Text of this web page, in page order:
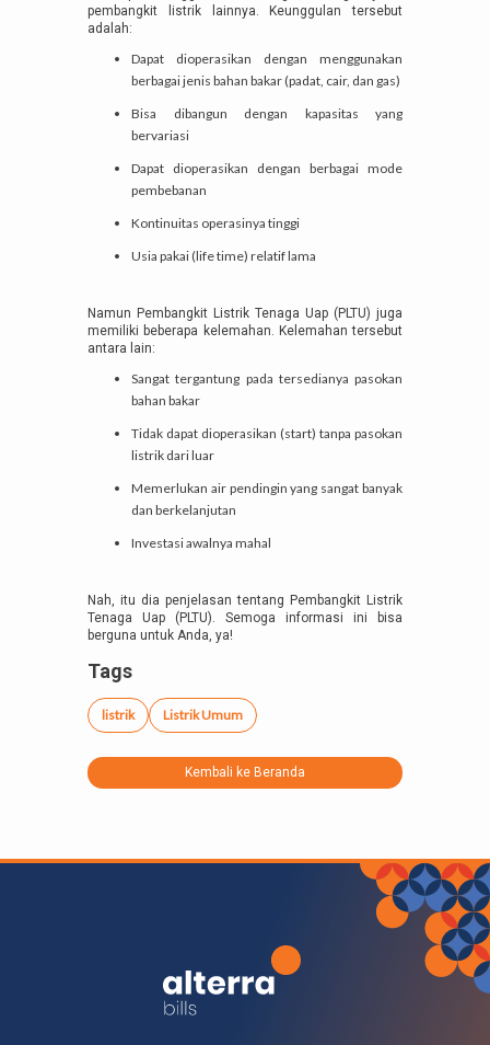
pembangkit listrik lainnya. Keunggulan tersebut
adalah:
Dapat dioperasikan dengan menggunakan
berbagai jenis bahan bakar (padat, cair, dan gas)
Bisa dibangun dengan kapasitas yang
bervariasi
Dapat dioperasikan dengan berbagai mode
pembebanan
Kontinuitas operasinya tinggi
Usia pakai (life time) relatif lama
Namun Pembangkit Listrik Tenaga Uap (PLTU) juga
memiliki beberapa kelemahan. Kelemahan tersebut
antara lain:
Sangat tergantung pada tersedianya pasokan
bahan bakar
Tidak dapat dioperasikan (start) tanpa pasokan
listrik dari luar
Memerlukan air pendingin yang sangat banyak
dan berkelanjutan
Investasi awalnya mahal
Nah, itu dia penjelasan tentang Pembangkit Listrik
Tenaga Uap (PLTU). Semoga informasi ini bisa
berguna untuk Anda, ya!
Tags
listrik Listrik Umum
Kembali ke Beranda